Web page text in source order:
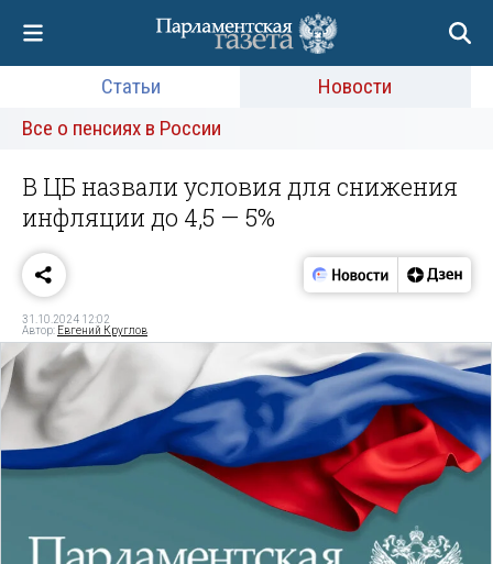
Статьи
Новости
Все о пенсиях в России
В ЦБ назвали условия для снижения
инфляции до 4,5 — 5%
31.10.2024 12:02
Автор: Евгений Круглов